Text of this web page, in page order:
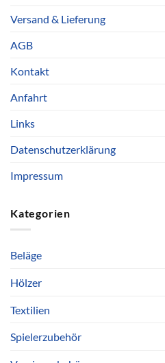
Versand & Lieferung
AGB
Kontakt
Anfahrt
Links
Datenschutzerklärung
Impressum
Kategorien
Beläge
Hölzer
Textilien
Spielerzubehör